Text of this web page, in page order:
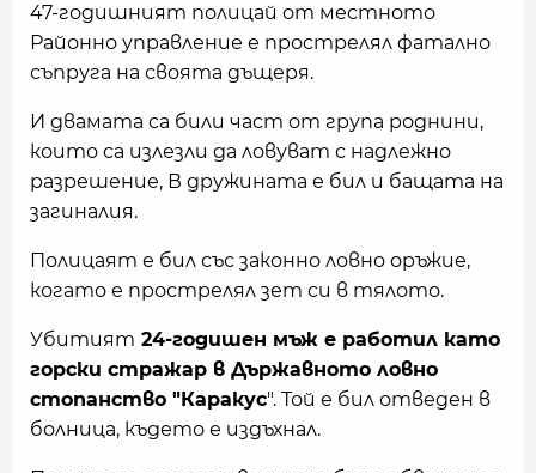
47-годишният полицай от местното
Районно управление е прострелял фатално
съпруга на своята дъщеря.
И двамата са били част от група роднини,
които са излезли да ловуват с надлежно
разрешение, В дружината е бил и бащата на
загиналия.
Полицаят е бил със законно ловно оръжие,
когато е прострелял зет си в тялото.
Убитият 24-годишен мъж е работил като
горски стражар в Държавното ловно
стопанство "Каракус". Той е бил отведен в
болница, където е издъхнал.